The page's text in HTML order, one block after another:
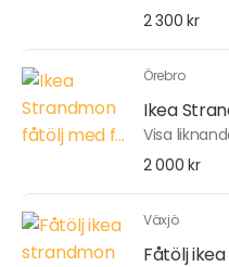
2 300 kr
Örebro
Ikea
Visa
2 000 kr
Växjö
Fåtölj